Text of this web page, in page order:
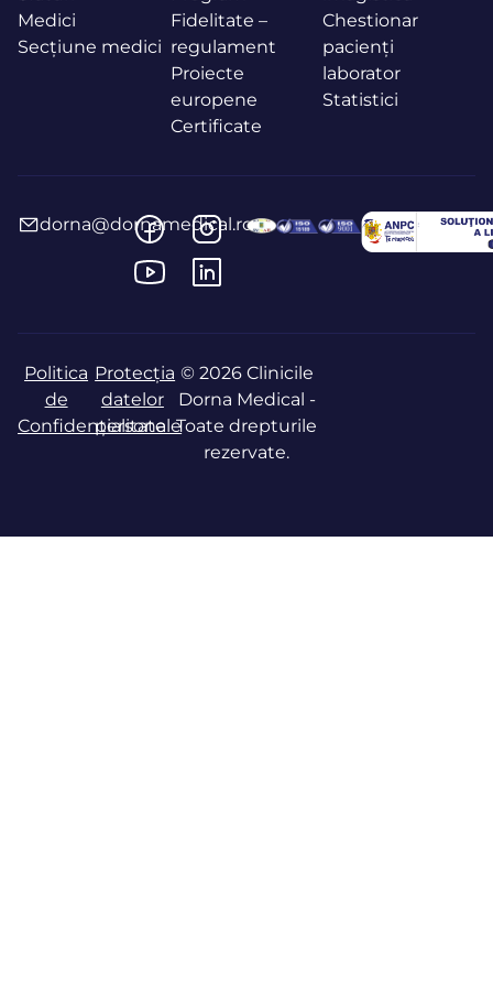
Medici
Secțiune medici
Fidelitate –
regulament
Proiecte
europene
Certificate
Chestionar
pacienți
laborator
Statistici
dorna@dornamedical.ro
Politica
de
Confidențialitate
Protecția
datelor
personale
© 2026 Clinicile
Dorna Medical -
Toate drepturile
rezervate.